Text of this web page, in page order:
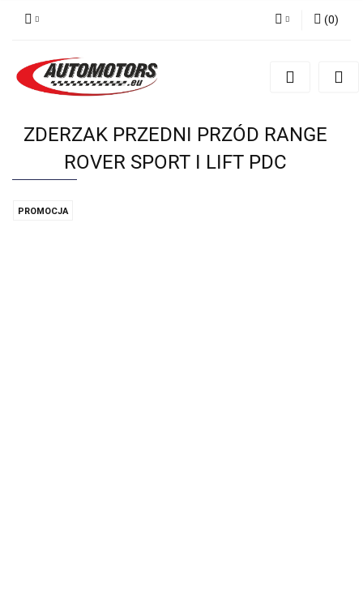
Zarejestruj się
(0)
ZDERZAK PRZEDNI PRZÓD RANGE
ROVER SPORT I LIFT PDC
PROMOCJA